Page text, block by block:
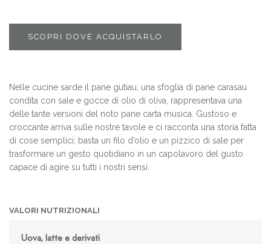
Uova, latte e derivati
SCOPRI DOVE ACQUISTARLO
Nelle cucine sarde il pane gutiau, una sfoglia di pane carasau
condita con sale e gocce di olio di oliva, rappresentava una
delle tante versioni del noto pane carta musica. Gustoso e
croccante arriva sulle nostre tavole e ci racconta una storia fatta
di cose semplici; basta un filo d’olio e un pizzico di sale per
trasformare un gesto quotidiano in un capolavoro del gusto
capace di agire su tutti i nostri sensi.
VALORI NUTRIZIONALI